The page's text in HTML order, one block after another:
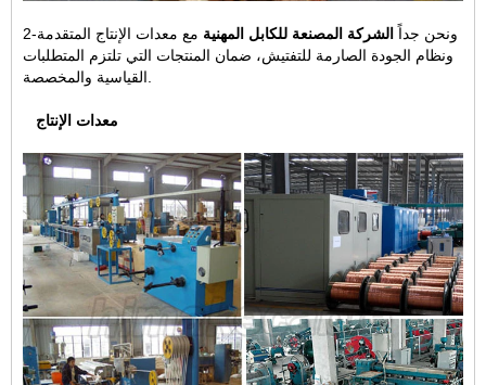
2-ونحن جداً الشركة المصنعة للكابل المهنية مع معدات الإنتاج المتقدمة
ونظام الجودة الصارمة للتفتيش، ضمان المنتجات التي تلتزم المتطلبات
معدات الإنتاج